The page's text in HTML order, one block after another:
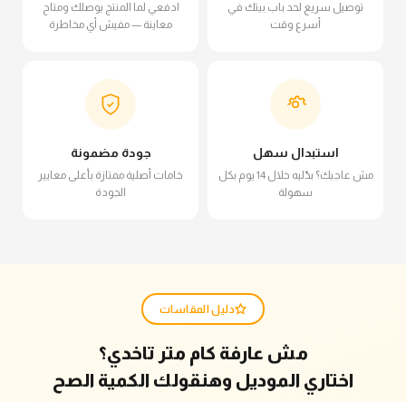
توصيل سريع لحد باب بيتك في
أسرع وقت
ادفعي لما المنتج يوصلك ومتاح
معاينة — مفيش أي مخاطرة
استبدال سهل
مش عاجبك؟ بدّليه خلال 14 يوم بكل
سهولة
جودة مضمونة
خامات أصلية ممتازة بأعلى معايير
الجودة
دليل المقاسات
مش عارفة كام متر تاخدي؟
اختاري الموديل وهنقولك الكمية الصح